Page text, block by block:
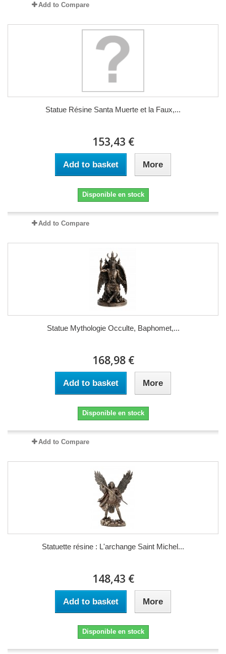
Add to Compare
Statue Résine Santa Muerte et la Faux,...
153,43 €
Add to basket More
Disponible en stock
Add to Compare
Statue Mythologie Occulte, Baphomet,...
168,98 €
Add to basket More
Disponible en stock
Add to Compare
Statuette résine : L'archange Saint Michel...
148,43 €
Add to basket More
Disponible en stock